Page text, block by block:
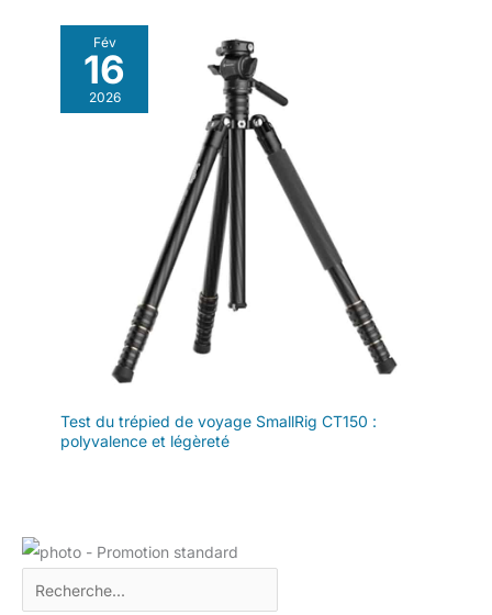
Fév
16
2026
Test du trépied de voyage SmallRig CT150 :
polyvalence et légèreté